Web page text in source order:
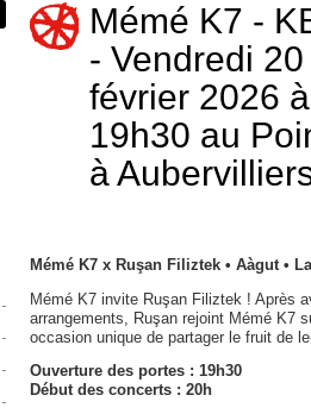
Mémé K7 -
- Vendredi 20
février 2026 à
19h30 au
à
Mémé K7 x Ruşan Filiztek • Aàgut •
Mémé K7 invite Ruşan Filiztek ! Après
arrangements, Ruşan rejoint Mémé K7
occasion unique de partager le fruit de
Ouverture des portes : 19h30
Début des concerts : 20h